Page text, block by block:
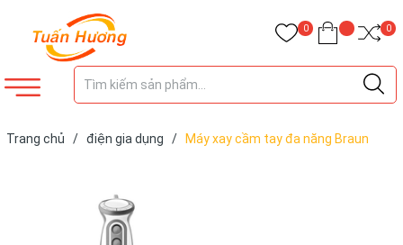
0 0
Trang chủ / điện gia dụng /
Máy xay cầm tay đa năng Braun